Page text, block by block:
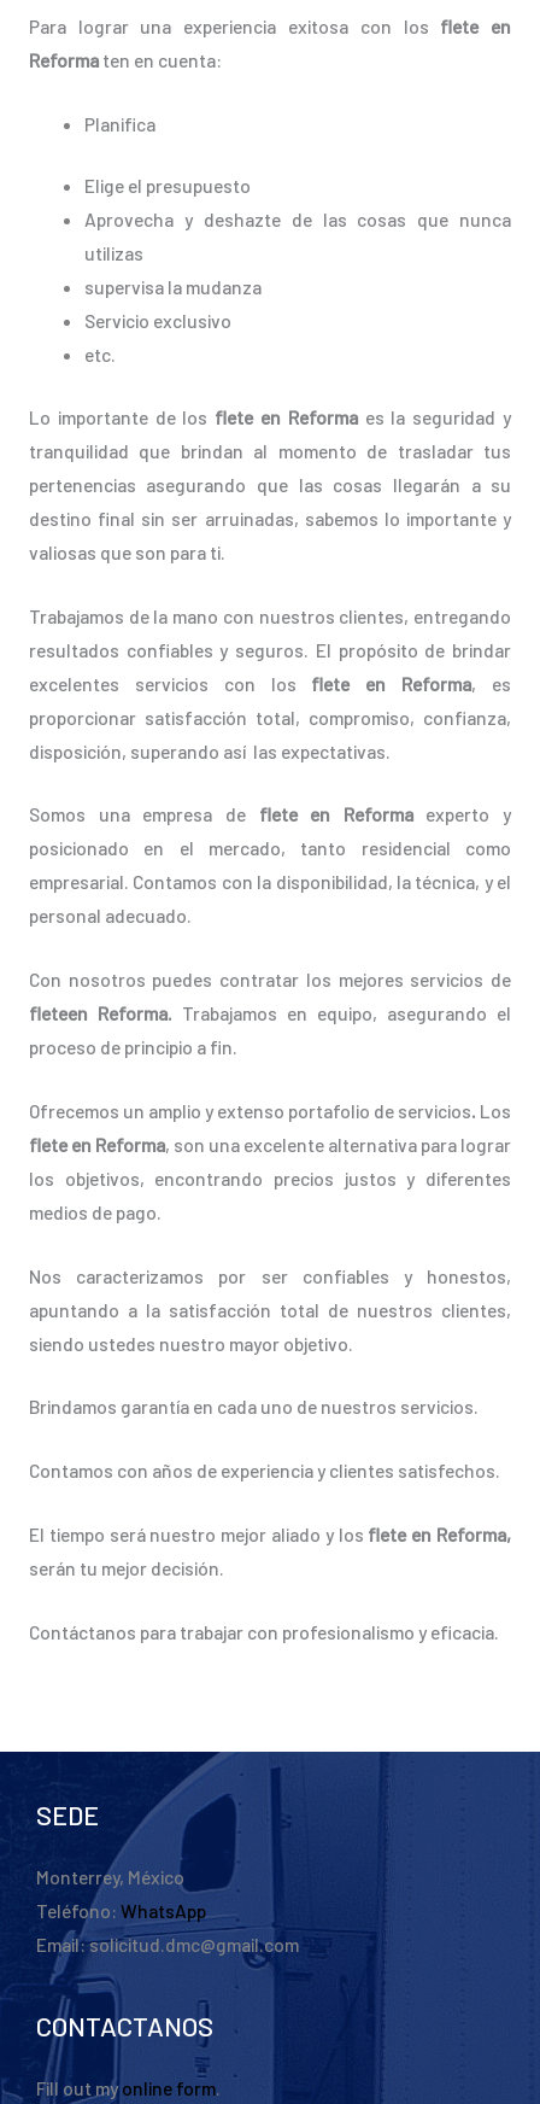
Para lograr una experiencia exitosa con los flete en
Reformaten en cuenta:
Planifica
Elige el presupuesto
Aprovecha y deshazte de las cosas que nunca
utilizas
supervisa la mudanza
Servicio exclusivo
etc.
Lo importante de los flete en Reformaes la seguridad y
tranquilidad que brindan al momento de trasladar tus
pertenencias asegurando que las cosas llegarán a su
destino final sin ser arruinadas, sabemos lo importante y
valiosas que son para ti.
Trabajamos de la mano con nuestros clientes, entregando
resultados confiables y seguros. El propósito de brindar
excelentes servicios con los flete en Reforma, es
proporcionar satisfacción total, compromiso, confianza,
disposición, superando así las expectativas.
Somos una empresa de flete en Reformaexperto y
posicionado en el mercado, tanto residencial como
empresarial. Contamos con la disponibilidad, la técnica, y el
personal adecuado.
Con nosotros puedes contratar los mejores servicios de
fleteen Reforma. Trabajamos en equipo, asegurando el
proceso de principio a fin.
Ofrecemos un amplio y extenso portafolio de servicios. Los
flete en Reforma, son una excelente alternativa para lograr
los objetivos, encontrando precios justos y diferentes
medios de pago.
Nos caracterizamos por ser confiables y honestos,
apuntando a la satisfacción total de nuestros clientes,
siendo ustedes nuestro mayor objetivo.
Brindamos garantía en cada uno de nuestros servicios.
Contamos con años de experiencia y clientes satisfechos.
El tiempo será nuestro mejor aliado y los flete en Reforma,
serán tu mejor decisión.
Contáctanos para trabajar con profesionalismo y eficacia.
SEDE
Monterrey, México
Teléfono: WhatsApp
Email: solicitud.dmc@gmail.com
CONTACTANOS
Fill out my online form.